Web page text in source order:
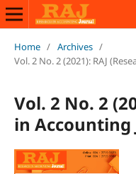
Home / Archives /
Vol. 2 No. 2 (2021): RAJ
Vol. 2 No. 2
in Accounting